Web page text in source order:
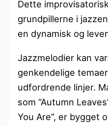
Dette
grundpillerne i
en dynamisk og
Jazzmelodier kan
genkendelige
udfordrende linjer.
som “Autumn
You Are”, er bygget